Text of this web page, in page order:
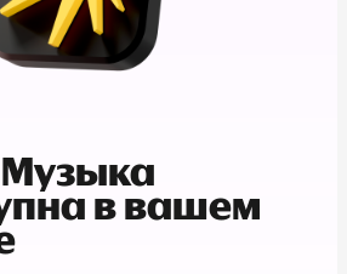
в вашем